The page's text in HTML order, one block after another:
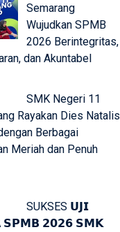
Semarang
Wujudkan SPMB
2026 Berintegritas,
dan Akuntabel
SMK Negeri 11
Rayakan Dies Natalis
Berbagai
Meriah dan Penuh
SUKSES 𝗨𝗝𝗜
𝗦𝗣𝗠𝗕 𝟮𝟬𝟮𝟲 𝗦𝗠𝗞